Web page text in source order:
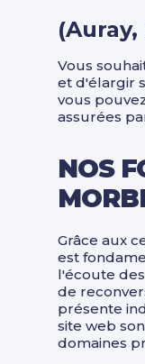
Vous
et d'élargir
vous
assurées
NOS
Grâce aux
est
l'écoute
de
présente
site web
domaines